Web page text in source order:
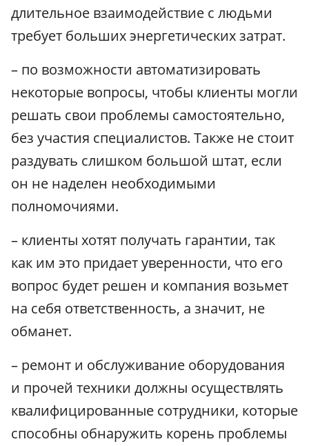
длительное взаимодействие с людьми
требует больших энергетических затрат.
– по возможности автоматизировать
некоторые вопросы, чтобы клиенты могли
решать свои проблемы самостоятельно,
без участия специалистов. Также не стоит
раздувать слишком большой штат, если
он не наделен необходимыми
полномочиями.
– клиенты хотят получать гарантии, так
как им это придает уверенности, что его
вопрос будет решен и компания возьмет
на себя ответственность, а значит, не
обманет.
– ремонт и обслуживание оборудования
и прочей техники должны осуществлять
квалифицированные сотрудники, которые
способны обнаружить корень проблемы